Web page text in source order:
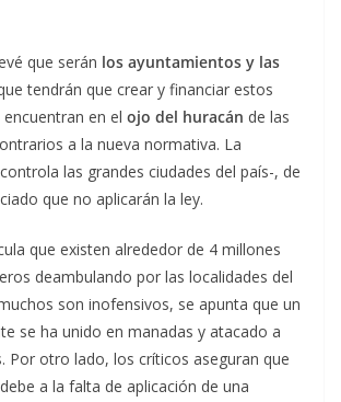
que serán los ayuntamientos y las
tendrán que crear y financiar estos
en el ojo del huracán de las
a la nueva normativa. La
las grandes ciudades del país-, de
que no aplicarán la ley.
que existen alrededor de 4 millones
deambulando por las localidades del
son inofensivos, se apunta que un
se ha unido en manadas y atacado a
Por otro lado, los críticos aseguran que
a la falta de aplicación de una